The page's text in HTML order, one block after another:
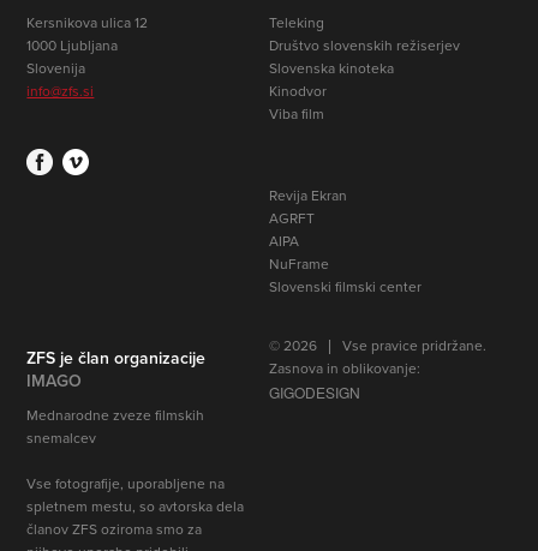
Kersnikova ulica 12
1000 Ljubljana
Slovenija
info@zfs.si
Teleking
Društvo slovenskih režiserjev
Slovenska kinoteka
Kinodvor
Viba film
Revija Ekran
AGRFT
AIPA
NuFrame
Slovenski filmski center
ZFS je član organizacije
IMAGO
Mednarodne zveze filmskih
snemalcev
Vse fotografije, uporabljene na
spletnem mestu, so avtorska dela
članov ZFS oziroma smo za
© 2026 | Vse pravice pridržane.
Zasnova in oblikovanje:
GIGODESIGN